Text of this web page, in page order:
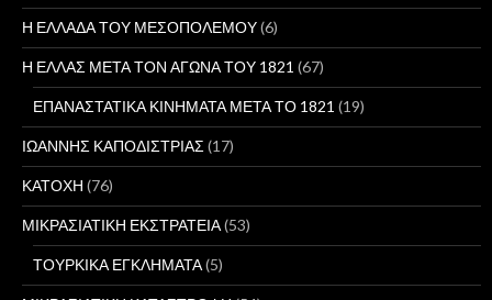
Η ΕΛΛΑΔΑ ΤΟΥ ΜΕΣΟΠΟΛΕΜΟΥ(6)
Η ΕΛΛΑΣ ΜΕΤΑ ΤΟΝ ΑΓΩΝΑ ΤΟΥ 1821 (67)
ΕΠΑΝΑΣΤΑΤΙΚΑ ΚΙΝΗΜΑΤΑ ΜΕΤΑ ΤΟ 1821 (19)
ΙΩΑΝΝΗΣ ΚΑΠΟΔΙΣΤΡΙΑΣ (17)
ΚΑΤΟΧΗ (76)
ΜΙΚΡΑΣΙΑΤΙΚΗ ΕΚΣΤΡΑΤΕΙΑ(53)
ΤΟΥΡΚΙΚΑ ΕΓΚΛΗΜΑΤΑ(5)